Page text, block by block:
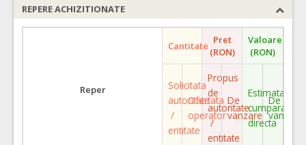
REPERE ACHIZITIONATE
Reper
Cantitate Pret
(RON)
Valoare
(RON)
Solicitata
autoritate
/
entitate
Ofertata
operator
Propus
de
autoritate
/
entitate
De
vanzare
Estimata
cumparare
directa
De
vanzare